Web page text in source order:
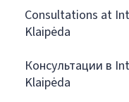
Consultations at
Klaipėda
Консультации в
Klaipėda